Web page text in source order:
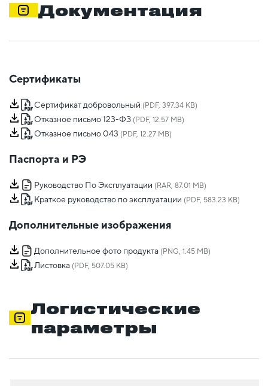
Документация
Сертификаты
Сертификат добровольный (PDF, 397.34 KB)
Отказное письмо 123-ФЗ (PDF, 12.57 MB)
Отказное письмо 043 (PDF, 12.27 MB)
Паспорта и РЭ
Руководство По Эксплуатации (RAR, 87.01 MB)
Краткое руководство по эксплуатации (PDF, 583.23 KB)
Дополнительные изображения
Дополнительное фото продукта (PNG, 1.45 MB)
Листовка (PDF, 507.05 KB)
Логистические
параметры